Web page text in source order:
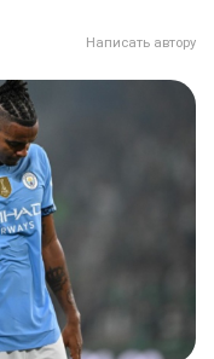
Написать автору